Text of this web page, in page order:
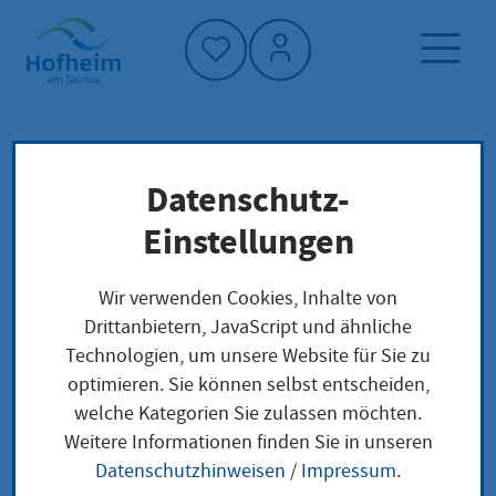
Startseite"
Kultur, Sport und Tourismus
Spotlights – Fundstücke aus dem Archiv
Spotlights –
Fundstücke aus dem
Archiv
Datenschutz-
Einstellungen
Wir verwenden Cookies, Inhalte von
Drittanbietern, JavaScript und ähnliche
Technologien, um unsere Website für Sie zu
optimieren. Sie können selbst entscheiden,
welche Kategorien Sie zulassen möchten.
Weitere Informationen finden Sie in unseren
Datenschutzhinweisen / Impressum.